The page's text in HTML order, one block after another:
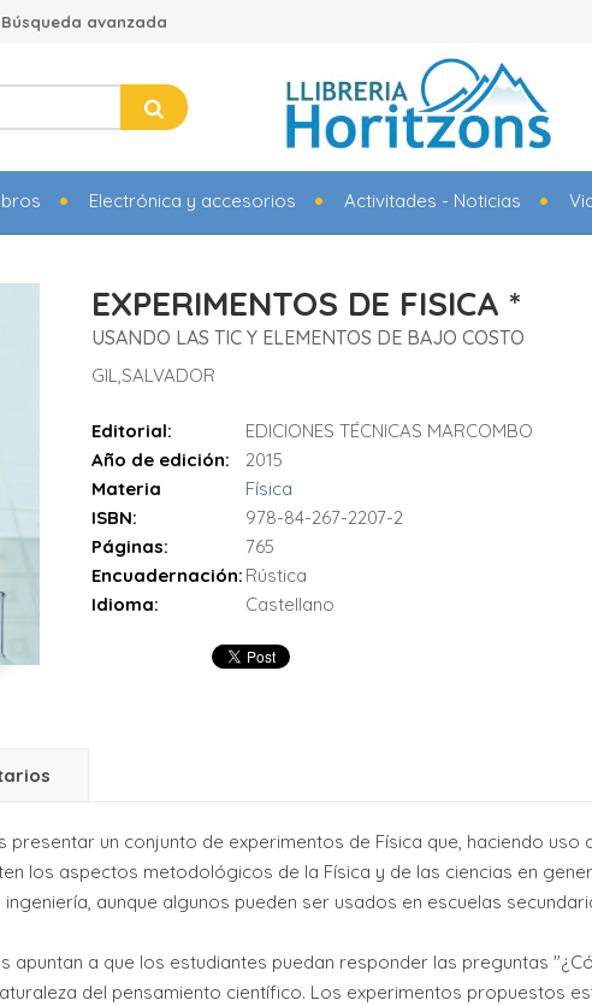
Búsqueda avanzada
Electrónica y accesorios Activitades - Noticias
EXPERIMENTOS DE FISICA *
USANDO LAS TIC Y ELEMENTOS DE BAJO COSTO
GIL,SALVADOR
Editorial:
EDICIONES TÉCNICAS MARCOMBO
Año de edición:
2015
Materia
Física
ISBN:
978-84-267-2207-2
Páginas:
765
Encuadernación: Rústica
Idioma:
Castellano
presentar un conjunto de experimentos de Física que, haciendo uso
los aspectos metodológicos de la Física y de las ciencias en
aunque algunos pueden ser usados en escuelas
a que los estudiantes puedan responder las preguntas
del pensamiento científico. Los experimentos propuestos